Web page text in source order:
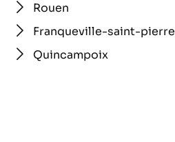
Rouen
Franqueville-saint-pierre
Quincampoix